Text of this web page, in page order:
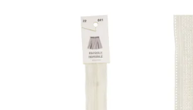
Naaimachines